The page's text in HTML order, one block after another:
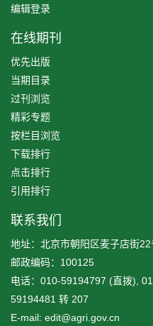
编辑登录
在线期刊
优先出版
当期目录
过刊浏览
精彩专题
按栏目浏览
下载排行
点击排行
引用排行
联系我们
地址：北京市朝阳区麦子店街
邮政编码：100125
电话：010-59194797 (直拨),
59194481 转 207
E-mail: edit@agri.gov.cn